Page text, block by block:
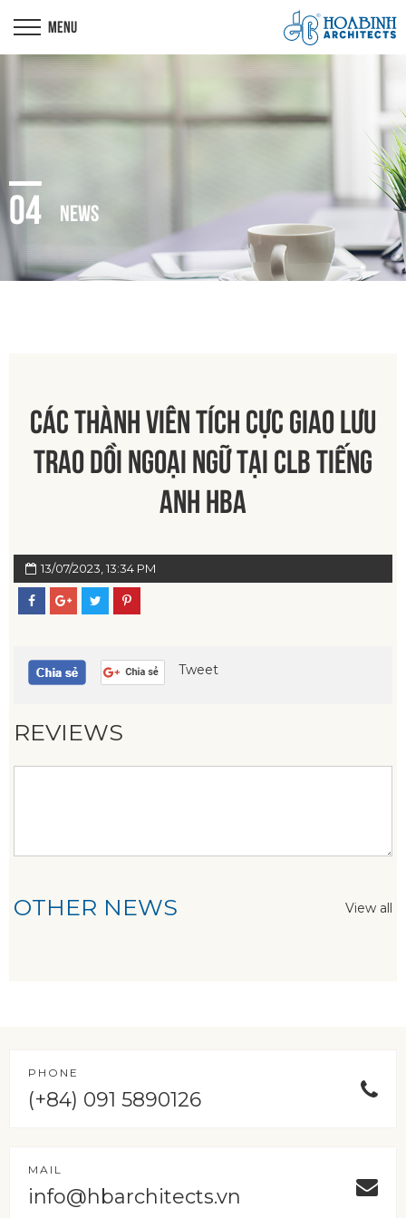
04 NEWS
CÁC THÀNH VIÊN TÍCH CỰC GIAO LƯU
TRAO DỒI NGOẠI NGỮ TẠI CLB TIẾNG
ANH HBA
13/07/2023, 13:34 PM
Tweet
REVIEWS
OTHER NEWS View all
PHONE
(+84) 091 5890126
MAIL
info@hbarchitects.vn